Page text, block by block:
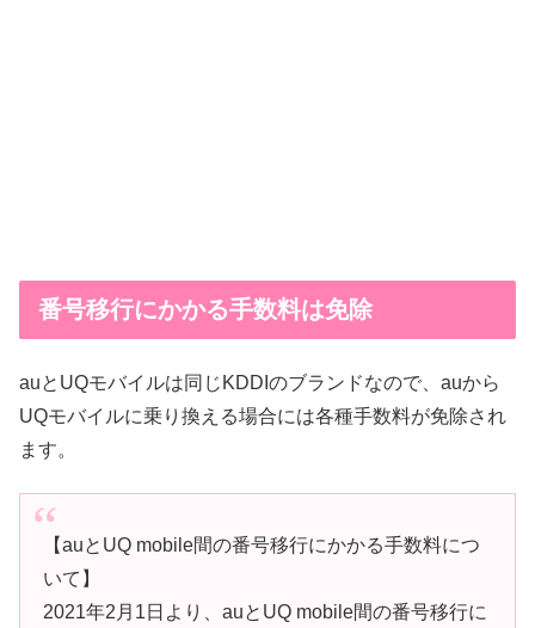
番号移行にかかる手数料は免除
auとUQモバイルは同じKDDIのブランドなので、auから
UQモバイルに乗り換える場合には各種手数料が免除され
ます。
【auとUQ mobile間の番号移行にかかる手数料につ
いて】
2021年2月1日より、auとUQ mobile間の番号移行に